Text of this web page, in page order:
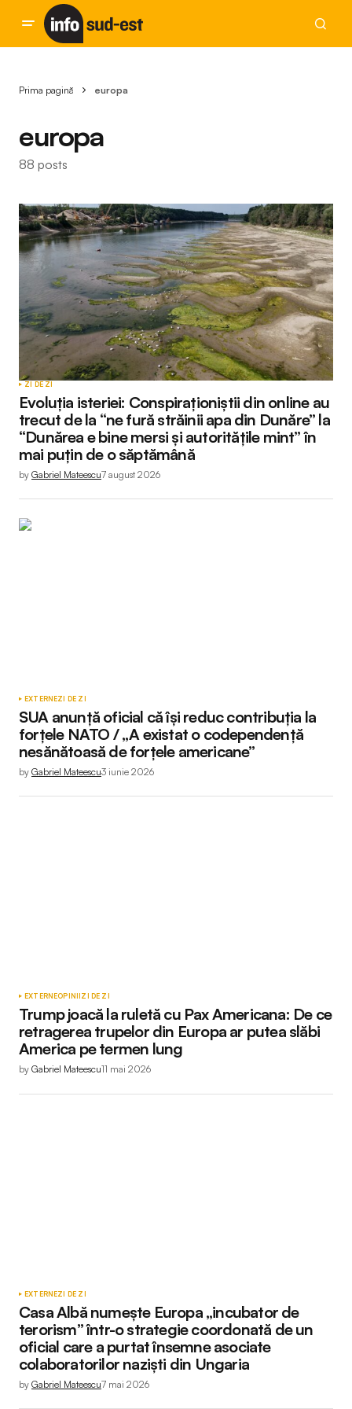
Prima pagină europa
europa
88 posts
ZI DE ZI
Evoluția isteriei: Conspiraționiștii din online au
trecut de la “ne fură străinii apa din Dunăre” la
“Dunărea e bine mersi și autoritățile mint” în
mai puțin de o săptămână
by Gabriel Mateescu7 august 2026
EXTERNEZI DE ZI
SUA anunță oficial că își reduc contribuția la
forțele NATO / „A existat o codependență
nesănătoasă de forțele americane”
by Gabriel Mateescu3 iunie 2026
EXTERNEOPINII ZI DE ZI
Trump joacă la ruletă cu Pax Americana: De ce
retragerea trupelor din Europa ar putea slăbi
America pe termen lung
by Gabriel Mateescu11 mai 2026
EXTERNEZI DE ZI
Casa Albă numește Europa „incubator de
terorism” într-o strategie coordonată de un
oficial care a purtat însemne asociate
colaboratorilor naziști din Ungaria
by Gabriel Mateescu7 mai 2026